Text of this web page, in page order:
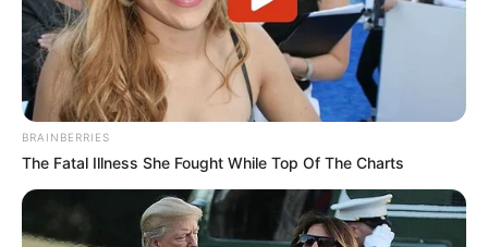
BRAINBERRIES
The Fatal Illness She Fought While Top Of The Charts